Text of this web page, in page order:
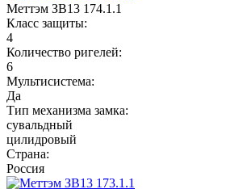
Меттэм ЗВ13 174.1.1
Класс защиты:
4
Количество ригелей:
6
Мультисистема:
Да
Тип механизма замка:
сувальдный
цилидровый
Страна:
Россия